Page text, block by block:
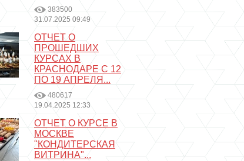
383500
31.07.2025 09:49
ОТЧЕТ О
ПРОШЕДШИХ
КУРСАХ В
КРАСНОДАРЕ С 12
ПО 19 АПРЕЛЯ...
480617
19.04.2025 12:33
ОТЧЕТ О КУРСЕ В
МОСКВЕ
"КОНДИТЕРСКАЯ
ВИТРИНА"...